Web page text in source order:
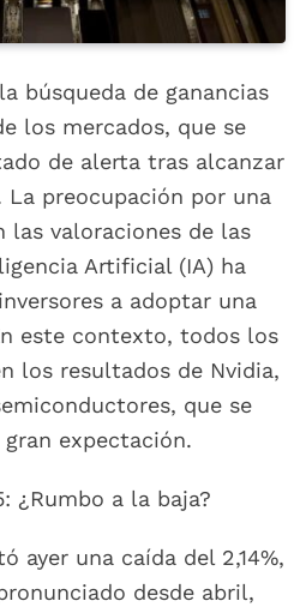
búsqueda de ganancias
los mercados, que se
de alerta tras alcanzar
preocupación por una
las valoraciones de las
Artificial (IA) ha
a adoptar una
este contexto, todos los
los resultados de Nvidia,
que se
gran expectación.
¿Rumbo a la baja?
ayer una caída del 2,14%,
desde abril,